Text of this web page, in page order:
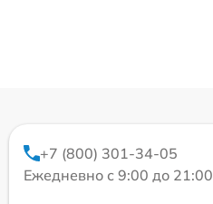
+7 (800) 301-34-05
Ежедневно с 9:00 до 21:00